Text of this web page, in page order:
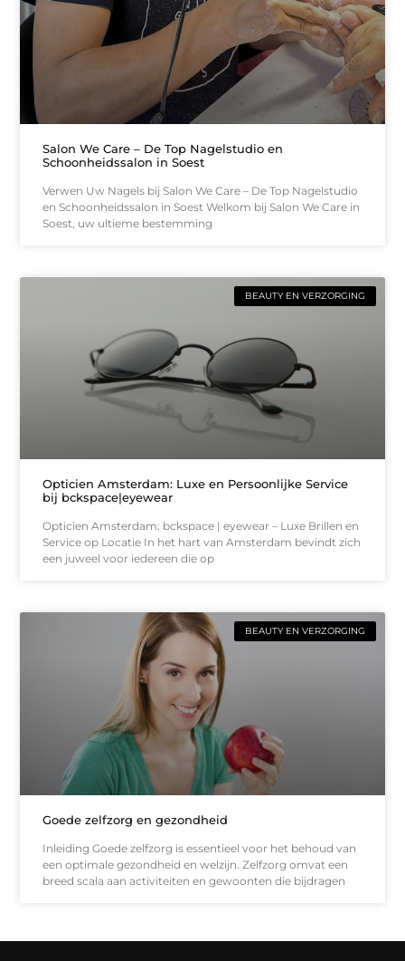
Salon We Care – De Top Nagelstudio en
Schoonheidssalon in Soest
Verwen Uw Nagels bij Salon We Care – De Top Nagelstudio
en Schoonheidssalon in Soest Welkom bij Salon We Care in
Soest, uw ultieme bestemming
BEAUTY EN VERZORGING
Opticien Amsterdam: Luxe en Persoonlijke Service
bij bckspace|eyewear
Opticien Amsterdam: bckspace | eyewear – Luxe Brillen en
Service op Locatie In het hart van Amsterdam bevindt zich
een juweel voor iedereen die op
BEAUTY EN VERZORGING
Goede zelfzorg en gezondheid
Inleiding Goede zelfzorg is essentieel voor het behoud van
een optimale gezondheid en welzijn. Zelfzorg omvat een
breed scala aan activiteiten en gewoonten die bijdragen